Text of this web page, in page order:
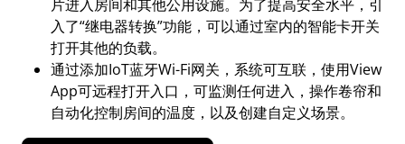
片进入房间和其他公用设施。为了提高安全水平，引
入了“继电器转换”功能，可以通过室内的智能卡开关
打开其他的负载。
通过添加IoT蓝牙Wi-Fi网关，系统可互联，使用View
App可远程打开入口，可监测任何进入，操作卷帘和
自动化控制房间的温度，以及创建自定义场景。